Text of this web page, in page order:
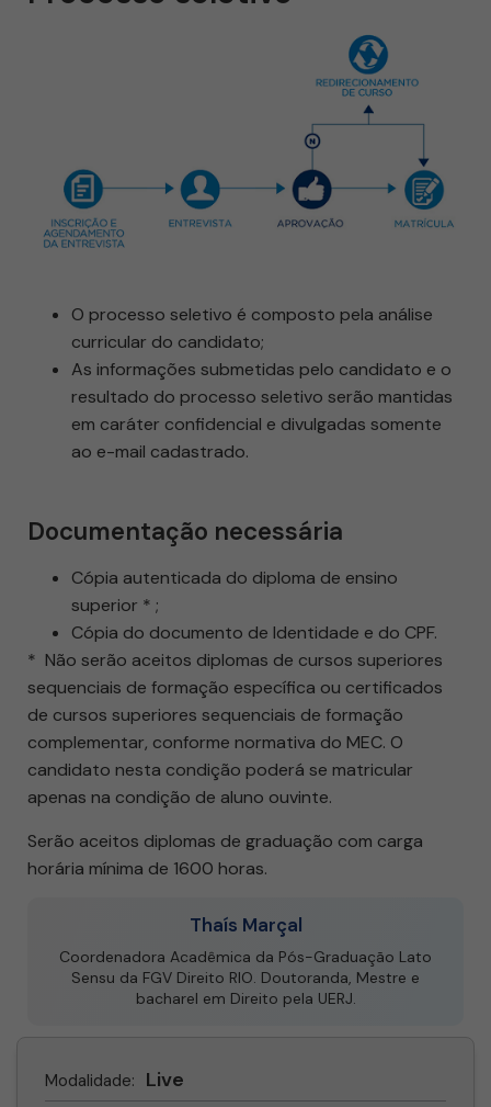
O processo seletivo é composto pela análise
curricular do candidato;
As informações submetidas pelo candidato e o
resultado do processo seletivo serão mantidas
em caráter confidencial e divulgadas somente
ao e-mail cadastrado.
Documentação necessária
Cópia autenticada do diploma de ensino
superior * ;
Cópia do documento de Identidade e do CPF.
* Não serão aceitos diplomas de cursos superiores
sequenciais de formação específica ou certificados
de cursos superiores sequenciais de formação
complementar, conforme normativa do MEC. O
candidato nesta condição poderá se matricular
apenas na condição de aluno ouvinte.
Serão aceitos diplomas de graduação com carga
horária mínima de 1600 horas.
Thaís Marçal
Coordenadora Acadêmica da Pós-Graduação Lato
Sensu da FGV Direito RIO. Doutoranda, Mestre e
bacharel em Direito pela UERJ.
Modalidade: Live